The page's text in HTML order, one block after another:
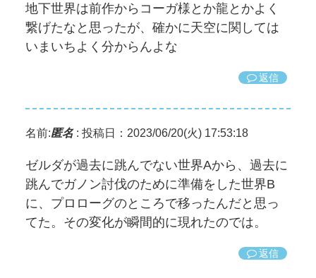
地下世界は前作からコーガ様とか龍とかよく
繋げたなと思ったが、確かに天空に関しては
いまいちよく分からんよな
返信
名前:匿名: 投稿日：2023/06/20(火) 17:53:18
ゼルダが過去に跳んでない世界Aから、過去に
跳んでガノン討伐のために準備をした世界B
に、プロローグのところで移ったんだと思っ
てた。その変化が瞬間的に現れたのでは。
返信